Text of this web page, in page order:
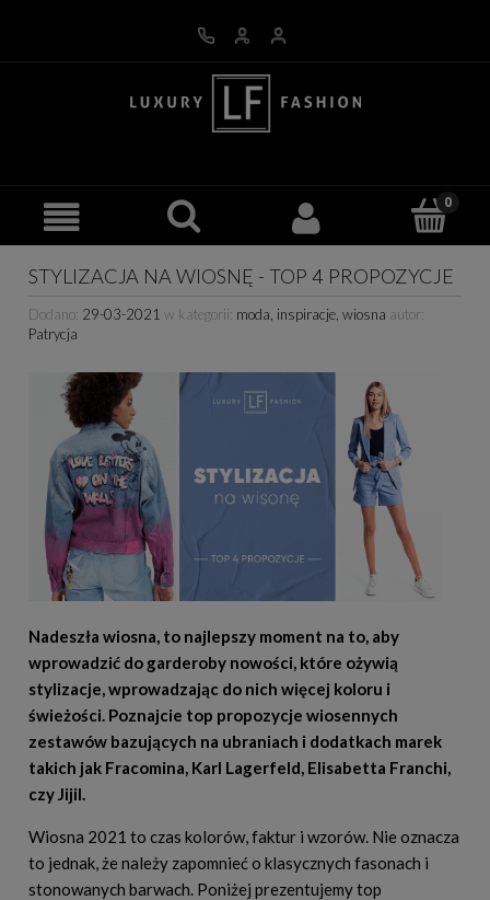
STYLIZACJA NA WIOSNĘ - TOP 4 PROPOZYCJE
Dodano: 29-03-2021 w kategorii: moda inspiracje wiosna autor:
Patrycja
Nadeszła wiosna, to najlepszy moment na to, aby
wprowadzić do garderoby nowości, które ożywią
stylizacje, wprowadzając do nich więcej koloru i
świeżości. Poznajcie top propozycje wiosennych
zestawów bazujących na ubraniach i dodatkach marek
takich jak Fracomina, Karl Lagerfeld, Elisabetta Franchi,
czy Jijil.
Wiosna 2021 to czas kolorów, faktur i wzorów. Nie oznacza
to jednak, że należy zapomnieć o klasycznych fasonach i
stonowanych barwach. Poniżej prezentujemy top